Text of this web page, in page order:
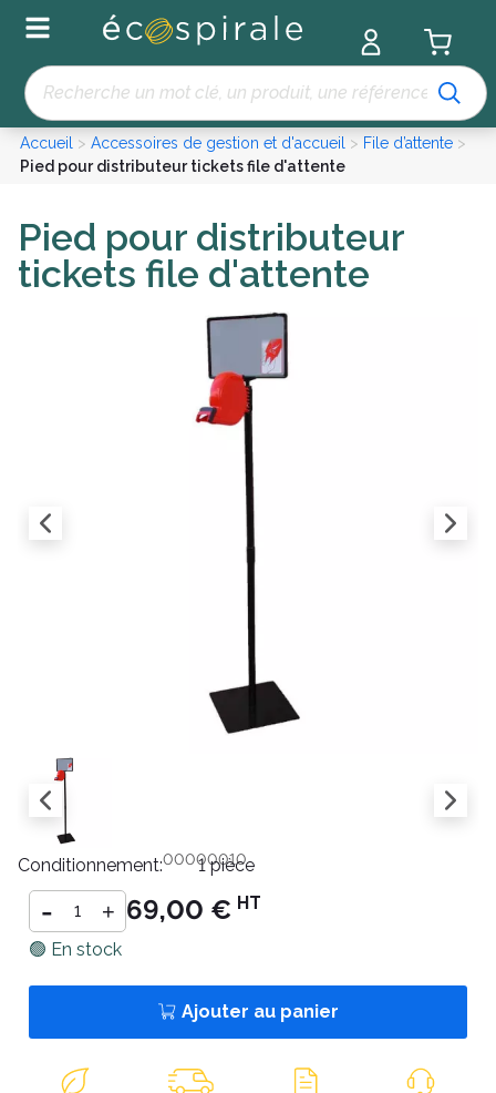
Recherche
Accueil > Accessoires de gestion et d'accueil > File d’attente >
Pied pour distributeur tickets file d'attente
Pied pour distributeur
tickets file d'attente
Référence :DISAT0000000010
Conditionnement: 1 pièce
- + 69,00 € HT
🟢 En stock
Ajouter au panier
Panneau de gestion des cookies